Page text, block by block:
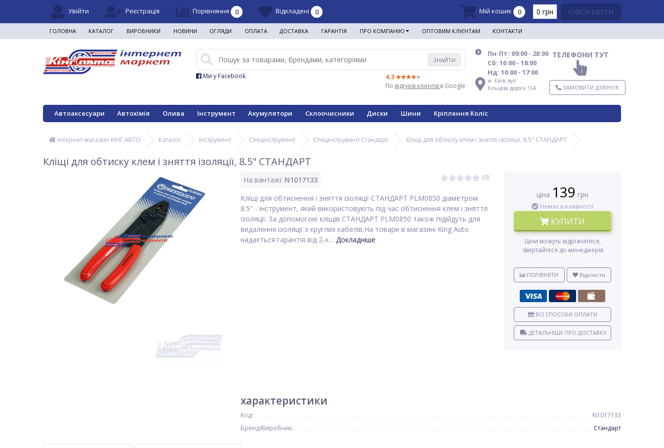
Увійти Реєстрація Порівняння 0 Відкладені 0 Мій кошик 0 0 грн ОФОРМИТИ
ГОЛОВНА КАТАЛОГ ВИРОБНИКИ НОВИНИ ОГЛЯДИ ОПЛАТА ДОСТАВКА ГАРАНТІЯ ПРО КОМПАНІЮ ОПТОВИМ КЛІЄНТАМ КОНТАКТИ
ЗНАЙТИ
4.3
По відгуків клієнтів в Google
Ми у Facebook
Пн-Пт: 09:00 - 20:00
Сб: 10:00 - 18:00
Нд: 10:00 - 17:00
м. Київ, вул.
Кільцева дорога 15А
ТЕЛЕФОНИ ТУТ
ЗАМОВИТИ ДЗВІНОК
Автоаксесуари Автохімія Олива Інструмент Акумулятори Склоочисники Диски Шини Кріплення Коліс
Інтернет-магазин КІНГ АВТО Каталог Інструмент Спецінструмент Спецінструмент Стандарт Кліщі для обтиску клем і зняття ізоляції, 8.5" СТАНДАРТ
Кліщі для обтиску клем і зняття ізоляції, 8.5" СТАНДАРТ
На вантажі: N1017133 (0)
Кліщі для обтиснення і зняття ізоляції СТАНДАРТ PLM0850 діаметром
8.5" - інструмент, який використовують під час обтиснення клем і зняття
ізоляції. За допомогою кліщів СТАНДАРТ PLM0850 також підійдуть для
видалення ізоляції з круглих кабелів.На товари в магазині King Auto
надається гарантія від 2-х… Докладніше
ціна 139 грн
Немає в наявності
КУПИТИ
Ціни можуть відрізнятися,
звертайтеся до менеджерів
ПОРІВНЯТИ Відкласти
ВСІ СПОСОБИ ОПЛАТИ
ДЕТАЛЬНІШЕ ПРО ДОСТАВКУ
характеристики
Код:
N1017133
Бренд/Виробник:
Стандарт